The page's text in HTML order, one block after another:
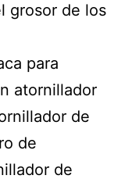
grosor de los
para
atornillador
de
de
de